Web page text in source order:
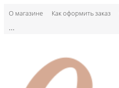
О магазине Как оформить заказ
...